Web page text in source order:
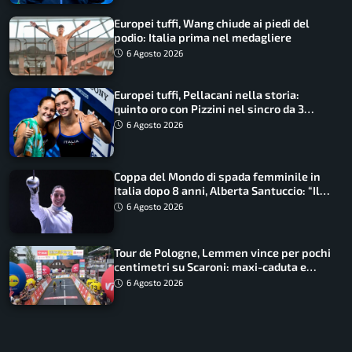
Europei tuffi, Wang chiude ai piedi del
podio: Italia prima nel medagliere
6 Agosto 2026
Europei tuffi, Pellacani nella storia:
quinto oro con Pizzini nel sincro da 3
metri
6 Agosto 2026
Coppa del Mondo di spada femminile in
Italia dopo 8 anni, Alberta Santuccio: “Il
lavoro dà sempre i suoi frutti”
6 Agosto 2026
Tour de Pologne, Lemmen vince per pochi
centimetri su Scaroni: maxi-caduta e
tappa accorciata
6 Agosto 2026